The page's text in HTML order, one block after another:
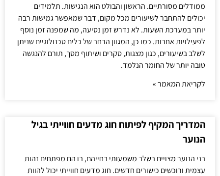
ממודלים מסורתיים. הראשון והבולט הוא הנגישות. תלמידים
יכולים להתחבר לשיעורים מכל מקום, דבר שמאפשר גמישות רבה
יותר במערכת השעות. לא נדרש זמן נסיעה, מה שמפנה זמן נוסף
לפעילויות אחרות. כמו כן, המגוון הרחב של כלים טכנולוגיים שניתן
לשלב בשיעורים, כגון מצגות, סקרים ושיתוף מסך, תורם להנגשה
טובה יותר של החומר הנלמד.
לקריאת המאמר »
המדריך המקיף לפיתוח חוג מדעים חווייתי בגיל
הנוער
בני הנוער מצויים בשלב משמעותי בחייהם, בו הם מפתחים זהות
עצמית ורוכשים כישורים חדשים. חוג מדעים חווייתי יכול להוות